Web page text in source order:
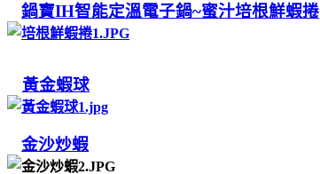
鍋寶IH智能定溫電子鍋~蜜汁培根鮮蝦捲
黃金蝦球
金沙炒蝦